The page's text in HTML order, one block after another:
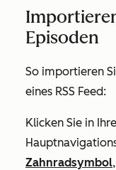
Episoden
So importieren
eines RSS Feed:
Klicken Sie in
Zahnradsymbol